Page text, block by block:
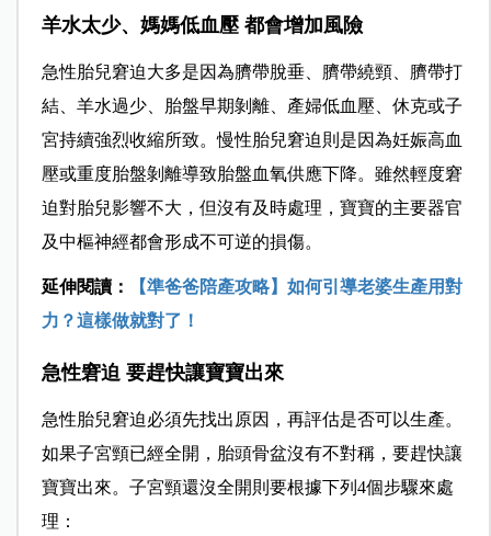
羊水太少、媽媽低血壓 都會增加風險
急性胎兒窘迫大多是因為臍帶脫垂、臍帶繞頸、臍帶打
結、羊水過少、胎盤早期剝離、產婦低血壓、休克或子
宮持續強烈收縮所致。慢性胎兒窘迫則是因為妊娠高血
壓或重度胎盤剝離導致胎盤血氧供應下降。雖然輕度窘
迫對胎兒影響不大，但沒有及時處理，寶寶的主要器官
及中樞神經都會形成不可逆的損傷。
延伸閱讀：
【準爸爸陪產攻略】如何引導老婆生產用對
力？這樣做就對了！
急性窘迫 要趕快讓寶寶出來
急性胎兒窘迫必須先找出原因，再評估是否可以生產。
如果子宮頸已經全開，胎頭骨盆沒有不對稱，要趕快讓
寶寶出來。子宮頸還沒全開則要根據下列4個步驟來處
理：